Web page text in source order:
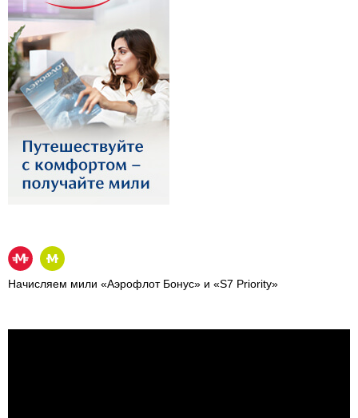
Начисляем мили «Аэрофлот Бонус» и «S7 Priority»